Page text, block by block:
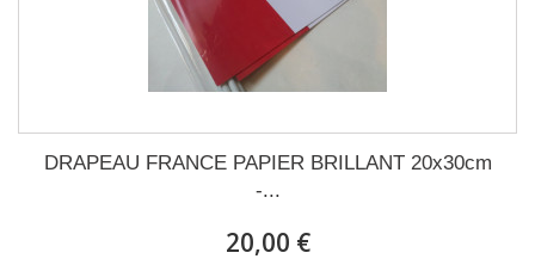
DRAPEAU FRANCE PAPIER BRILLANT 20x30cm
-...
20,00 €